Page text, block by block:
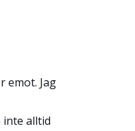
emot. Jag
inte alltid